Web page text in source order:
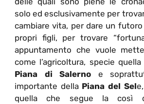
solo ed esclusivamente per
cambiare vita, per dare un
propri figli, per trovare
appuntamento che vuole
come l’agricoltura, specie
Piana di Salerno e
importante della Piana del Sel
quella che segue la così